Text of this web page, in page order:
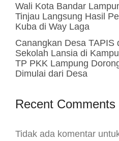
Wali Kota Bandar
Tinjau Langsung Hasil
Kuba di Way Laga
Canangkan Desa TAPIS
Sekolah Lansia di
TP PKK Lampung
Dimulai dari Desa
Recent Comments
Tidak ada komentar